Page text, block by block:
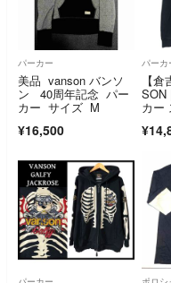
パーカー
美品 vanson バンソ
ン 40周年記念 パー
カー サイズ M
¥16,500
パーカ
【
SON
カー
KN-